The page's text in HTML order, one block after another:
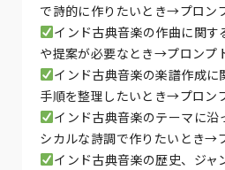
で詩的に作りたいとき→プロン
インド古典音楽の作曲に関す
や提案が必要なとき→プロンプ
インド古典音楽の楽譜作成に
手順を整理したいとき→プロン
インド古典音楽のテーマに沿
シカルな詩調で作りたいとき→
インド古典音楽の歴史、ジャ